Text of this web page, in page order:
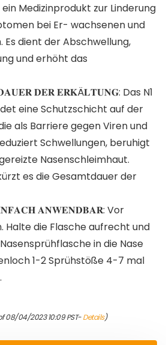
Medizinprodukt zur Linderung
bei Er- wachsenen und
Es dient der Abschwellung,
und erhöht das
𝐃𝐄𝐑 𝐄𝐑𝐊Ä𝐋𝐓𝐔𝐍𝐆: Das N1
eine Schutzschicht auf der
als Barriere gegen Viren und
Schwellungen, beruhigt
Nasenschleimhaut.
es die Gesamtdauer der
𝐀𝐍𝐖𝐄𝐍𝐃𝐁𝐀𝐑: Vor
Halte die Flasche aufrecht und
in die Nase
1-2 Sprühstöße 4-7 mal
08/04/2023 10:09 PST-Details)